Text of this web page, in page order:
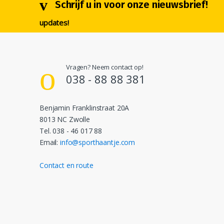
Schrijf u in voor onze nieuwsbrief!
updates!
Vragen? Neem contact op!
038 - 88 88 381
Benjamin Franklinstraat 20A
8013 NC Zwolle
Tel. 038 - 46 017 88
Email:info@sporthaantje.com
Contact en route